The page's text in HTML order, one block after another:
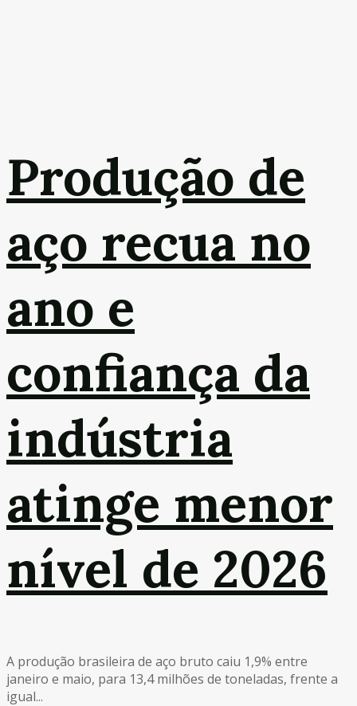
Produção de
aço recua no
ano e
confiança da
indústria
atinge menor
nível de 2026
A produção brasileira de aço bruto caiu 1,9% entre
janeiro e maio, para 13,4 milhões de toneladas, frente a
igual...